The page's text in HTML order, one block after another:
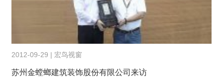
2012-09-29 | 宏鸟视窗
苏州金螳螂建筑装饰股份有限公司来访